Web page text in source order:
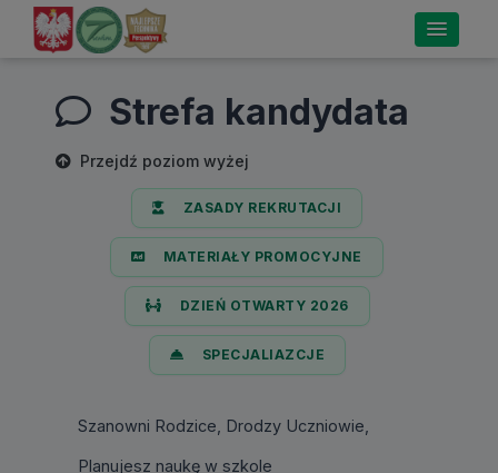
Strefa kandydata
Przejdź poziom wyżej
ZASADY REKRUTACJI
MATERIAŁY PROMOCYJNE
DZIEŃ OTWARTY 2026
SPECJALIAZCJE
Szanowni Rodzice, Drodzy Uczniowie,
Planujesz naukę w szkole